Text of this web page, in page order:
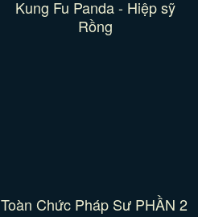
Kung Fu Panda - Hiệp sỹ
Rồng
Toàn Chức Pháp Sư PHẦN 2